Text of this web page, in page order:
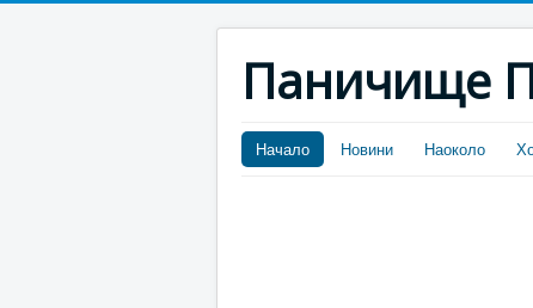
Паничище
Начало Новини Наоколо